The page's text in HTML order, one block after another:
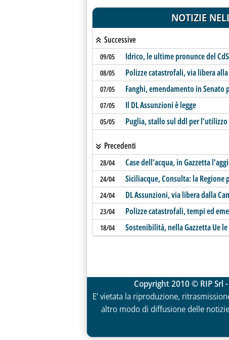
NOTIZIE
Successive
09/05 Idrico, le ultime pronunce del CdS
08/05 Polizze catastrofali, via libera alla
07/05 Fanghi, emendamento in Senato
07/05 Il DL Assunzioni è legge
05/05 Puglia, stallo sul ddl per l'utilizzo
Precedenti
28/04 Case dell'acqua, in Gazzetta
24/04 Siciliacque, Consulta: la
24/04 DL Assunzioni, via libera dalla
23/04 Polizze catastrofali, tempi ed
18/04 Sostenibilità, nella Gazzetta Ue
Copyright 2010 © RIP Srl
E' vietata la riproduzione,
altro modo di diffusione delle